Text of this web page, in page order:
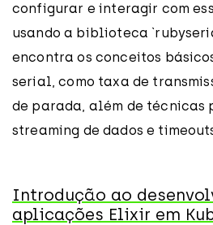
configurar e interagir com
usando a biblioteca
encontra os conceitos
serial, como taxa de
de parada, além de técnicas
streaming de dados e
Introdução ao
aplicações Elixir em